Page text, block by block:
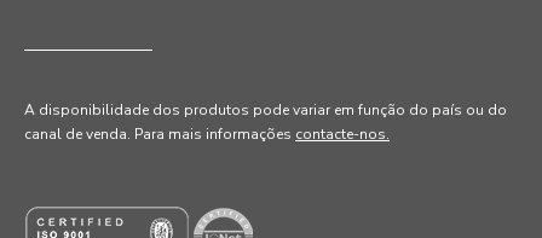
A disponibilidade dos produtos pode variar em função do país ou do
canal de venda. Para mais informações contacte-nos.